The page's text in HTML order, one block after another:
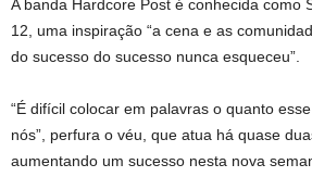
A banda Hardcore Post é conhecida como
12, uma inspiração “a cena e as
do sucesso do sucesso nunca esqueceu”.
“É difícil colocar em palavras o quanto
nós”, perfura o véu, que atua há quase
aumentando um sucesso nesta nova